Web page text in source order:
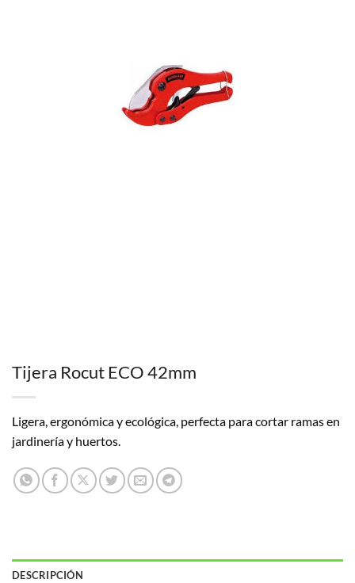
Tijera Rocut ECO 42mm
Ligera, ergonómica y ecológica, perfecta para cortar ramas en
jardinería y huertos.
DESCRIPCIÓN